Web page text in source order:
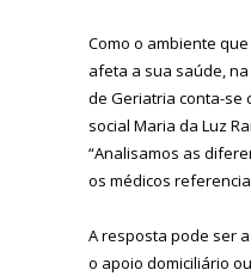
Como o ambiente
afeta a sua saúde,
de Geriatria conta-se
social Maria da Luz
“Analisamos as
os médicos
A resposta pode ser
o apoio domiciliário